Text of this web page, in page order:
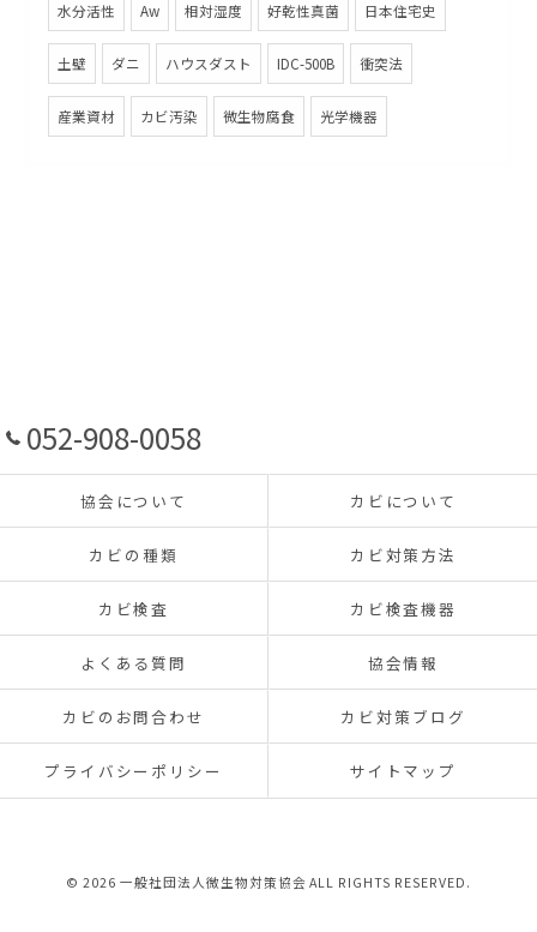
水分活性 Aw 相対湿度 好乾性真菌 日本住宅史
土壁 ダニ ハウスダスト IDC-500B 衝突法
産業資材 カビ汚染 微生物腐食 光学機器
052-908-0058
協会について カビについて
カビの種類 カビ対策方法
カビ検査 カビ検査機器
よくある質問 協会情報
カビのお問合わせ カビ対策ブログ
プライバシーポリシー サイトマップ
© 2026 一般社団法人微生物対策協会 ALL RIGHTS RESERVED.